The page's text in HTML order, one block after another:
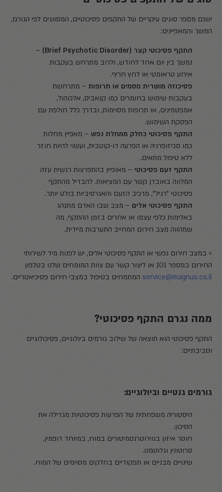
ישנם מספר סוגים עיקריים של התקפים פסיכוטיים, המסווגים לפי הגורם,
המשך והמאפיינים:
התקף פסיכוטי קצר (Brief Psychotic Disorder)
–
נמשך בין יום אחד לחודש, ולרוב מתרחש בעקבות
אירוע טראומטי או לחץ חריף.
פסיכוזה מושרית מסמים או תרופות – מתרחשת
בעקבות שימוש בחומרים כמו קנאביס, אלכוהול,
אמפטמינים, או תרופות מסוימות, ובדרך כלל חולפת עם
הפסקת השימוש.
התקף פסיכוטי כחלק ממחלת נפש – מאפיין מחלות
כמו סכיזופרניה או הפרעה דו-קוטבית, ועשוי להיות חוזר
ללא טיפול מתאים.
התקף זעם פסיכוטי – מאופיין בהתפרצות רגשית עזה
המלווה באובדן קשר עם המציאות. להבדיל מהתקף
פסיכוטי "רגיל", מרכיב הזעם והאגרסיביות בולט יותר.
התקף פסיכוטי אלים – מצב שבו האדם מתנהג
באלימות כלפי עצמו או אחרים בזמן ההתקף, מה
שמהווה מצב חירום המחייב התערבות מיידית.
> במצב חירום נפשי או התקף פסיכוטי אלים, יש לפנות מיד לשירותי
החירום במספר 101 או ליצור קשר עם צוות המומחים שלנו בטלפון
service@magnus.co.il המתמחים בטיפול במצבי חירום פסיכיאטריים.
ממה נגרם התקף פסיכוטי?
התקף פסיכוטי הוא תוצאה של שילוב גורמים ביולוגיים, פסיכולוגיים
וסביבתיים:
גורמים גנטיים וביולוגיים:
היסטוריה משפחתית של הפרעות פסיכוטיות מגדילה את
הסיכון.
חוסר איזון בנוירוטרנסמיטורים במוח, במיוחד דופמין,
סרוטונין וגלוטמט.
שינויים מבניים או תפקודיים בחלקים מסוימים של המוח.